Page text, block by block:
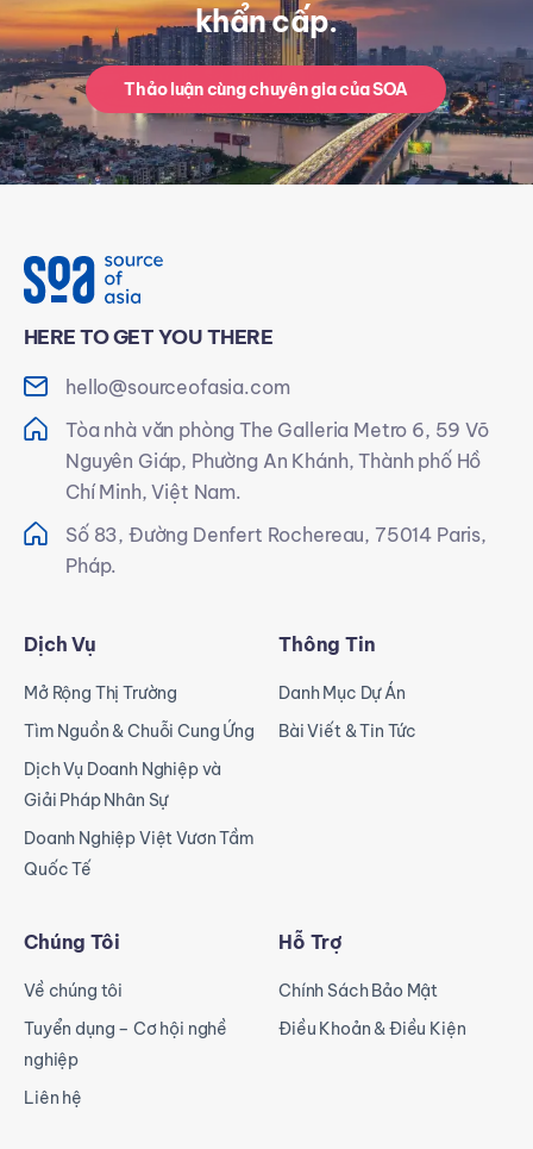
khẩn cấp.
Thảo luận cùng chuyên gia của SOA
HERE TO GET YOU THERE
hello@sourceofasia.com
Tòa nhà văn phòng The Galleria Metro 6, 59 Võ
Nguyên Giáp, Phường An Khánh, Thành phố Hồ
Chí Minh, Việt Nam.
Số 83, Đường Denfert Rochereau, 75014 Paris,
Pháp.
Dịch Vụ
Mở Rộng Thị Trường
Tìm Nguồn & Chuỗi Cung Ứng
Dịch Vụ Doanh Nghiệp và
Giải Pháp Nhân Sự
Doanh Nghiệp Việt Vươn Tầm
Quốc Tế
Thông Tin
Danh Mục Dự Án
Bài Viết & Tin Tức
Chúng Tôi
Về chúng tôi
Tuyển dụng – Cơ hội nghề
nghiệp
Liên hệ
Hỗ Trợ
Chính Sách Bảo Mật
Điều Khoản & Điều Kiện